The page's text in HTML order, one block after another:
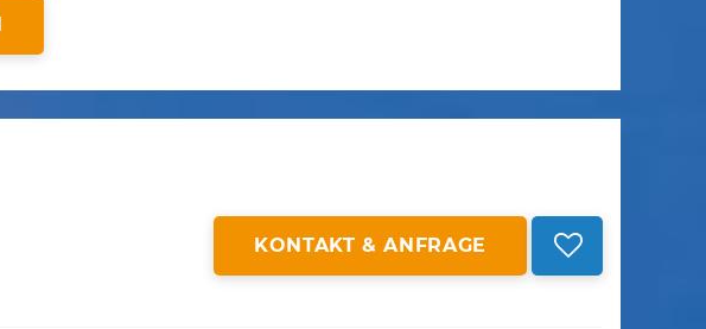
KONTAKT & ANFRAGE